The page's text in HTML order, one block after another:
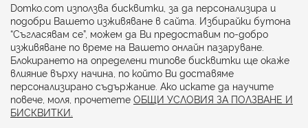
Начини на плащане:
Domko.com използва бисквитки, за да персонализира и
подобри Вашето изживяване в сайта. Избирайки бутона
“Съгласявам се”, можем да Ви предоставим по-добро
изживяване по време на Вашето онлайн пазаруване.
Блокирането на определени типове бисквитки ще окаже
влияние върху начина, по който Ви доставяме
персонализирано съдържание. Ако искате да научите
повече, моля, прочетете ОБЩИ УСЛОВИЯ ЗА ПОЛЗВАНЕ И
БИСКВИТКИ.